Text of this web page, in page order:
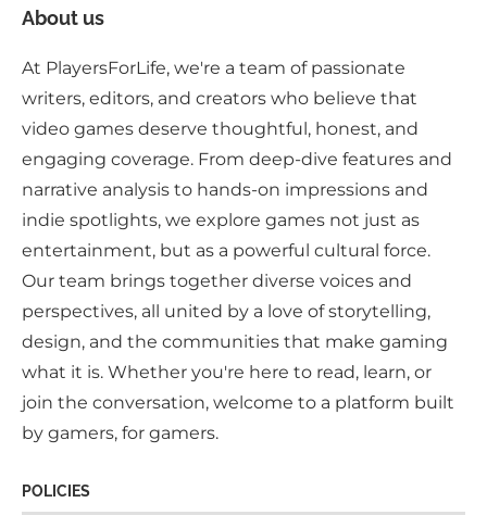
About us
At PlayersForLife, we're a team of passionate
writers, editors, and creators who believe that
video games deserve thoughtful, honest, and
engaging coverage. From deep-dive features and
narrative analysis to hands-on impressions and
indie spotlights, we explore games not just as
entertainment, but as a powerful cultural force.
Our team brings together diverse voices and
perspectives, all united by a love of storytelling,
design, and the communities that make gaming
what it is. Whether you're here to read, learn, or
join the conversation, welcome to a platform built
by gamers, for gamers.
POLICIES